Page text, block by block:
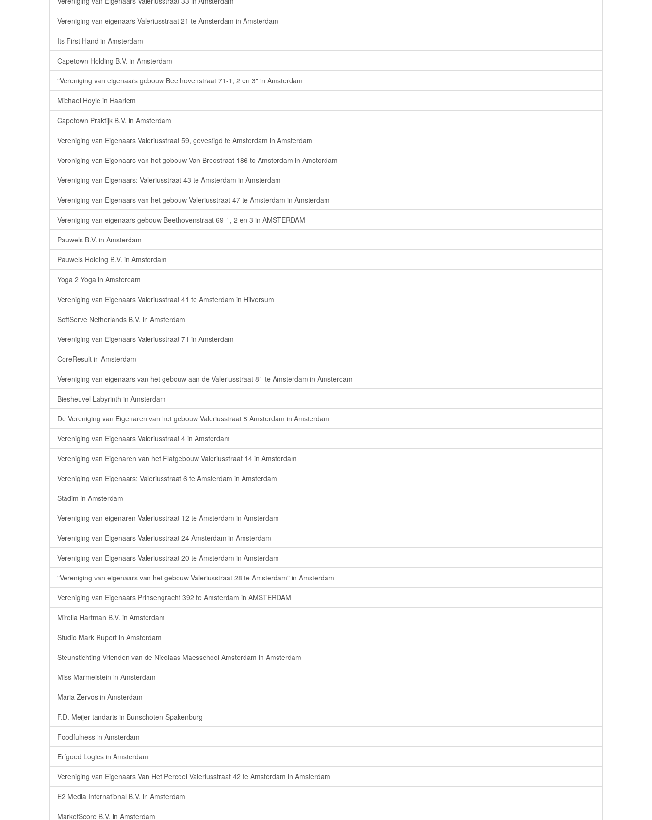
Vereniging van eigenaars Valeriusstraat 21 te Amsterdam in Amsterdam
Its First Hand in Amsterdam
Capetown Holding B.V. in Amsterdam
"Vereniging van eigenaars gebouw Beethovenstraat 71-1, 2 en 3" in Amsterdam
Michael Hoyle in Haarlem
Capetown Praktijk B.V. in Amsterdam
Vereniging van Eigenaars Valeriusstraat 59, gevestigd te Amsterdam in Amsterdam
Vereniging van Eigenaars van het gebouw Van Breestraat 186 te Amsterdam in Amsterdam
Vereniging van Eigenaars: Valeriusstraat 43 te Amsterdam in Amsterdam
Vereniging van Eigenaars van het gebouw Valeriusstraat 47 te Amsterdam in Amsterdam
Vereniging van eigenaars gebouw Beethovenstraat 69-1, 2 en 3 in AMSTERDAM
Pauwels B.V. in Amsterdam
Pauwels Holding B.V. in Amsterdam
Yoga 2 Yoga in Amsterdam
Vereniging van Eigenaars Valeriusstraat 41 te Amsterdam in Hilversum
SoftServe Netherlands B.V. in Amsterdam
Vereniging van Eigenaars Valeriusstraat 71 in Amsterdam
CoreResult in Amsterdam
Vereniging van eigenaars van het gebouw aan de Valeriusstraat 81 te Amsterdam in Amsterdam
Biesheuvel Labyrinth in Amsterdam
De Vereniging van Eigenaren van het gebouw Valeriusstraat 8 Amsterdam in Amsterdam
Vereniging van Eigenaars Valeriusstraat 4 in Amsterdam
Vereniging van Eigenaren van het Flatgebouw Valeriusstraat 14 in Amsterdam
Vereniging van Eigenaars: Valeriusstraat 6 te Amsterdam in Amsterdam
Stadim in Amsterdam
Vereniging van eigenaren Valeriusstraat 12 te Amsterdam in Amsterdam
Vereniging van Eigenaars Valeriusstraat 24 Amsterdam in Amsterdam
Vereniging van Eigenaars Valeriusstraat 20 te Amsterdam in Amsterdam
"Vereniging van eigenaars van het gebouw Valeriusstraat 28 te Amsterdam" in Amsterdam
Vereniging van Eigenaars Prinsengracht 392 te Amsterdam in AMSTERDAM
Mirella Hartman B.V. in Amsterdam
Studio Mark Rupert in Amsterdam
Steunstichting Vrienden van de Nicolaas Maesschool Amsterdam in Amsterdam
Miss Marmelstein in Amsterdam
Maria Zervos in Amsterdam
F.D. Meijer tandarts in Bunschoten-Spakenburg
Foodfulness in Amsterdam
Erfgoed Logies in Amsterdam
Vereniging van Eigenaars Van Het Perceel Valeriusstraat 42 te Amsterdam in Amsterdam
E2 Media International B.V. in Amsterdam
MarketScore B.V. in Amsterdam